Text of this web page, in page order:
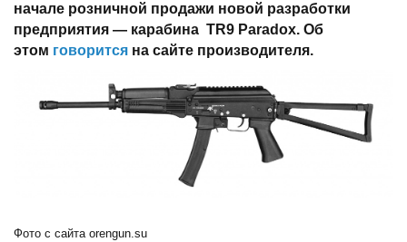
начале розничной продажи новой разработки
предприятия — карабина TR9 Paradox. Об
этом говорится на сайте производителя.
Фото с сайта orengun.su